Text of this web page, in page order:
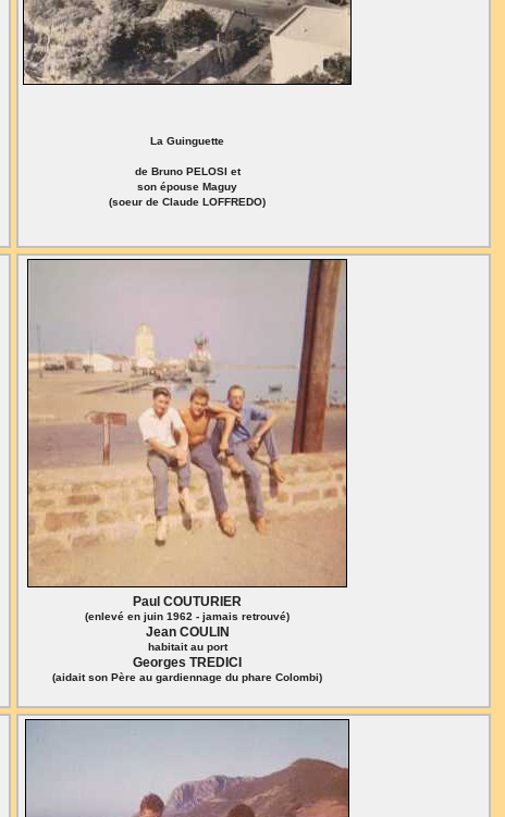
La Guinguette
de Bruno PELOSI et
son épouse Maguy
(soeur de Claude LOFFREDO)
Paul COUTURIER
(enlevé en juin 1962 - jamais retrouvé)
Jean COULIN
habitait au port
Georges TREDICI
(aidait son Père au gardiennage du phare Colombi)